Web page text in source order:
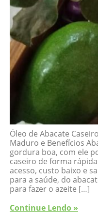
Óleo de Abacate
Maduro e Benefícios
gordura boa, com ele
caseiro de forma
acesso, custo baixo e
para a saúde, do
para fazer o azeite […]
Continue Lendo »